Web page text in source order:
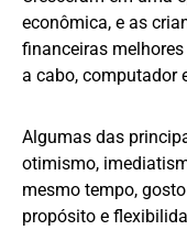
econômica, e as
financeiras
a cabo, computador
Algumas das
otimismo,
mesmo tempo,
propósito e